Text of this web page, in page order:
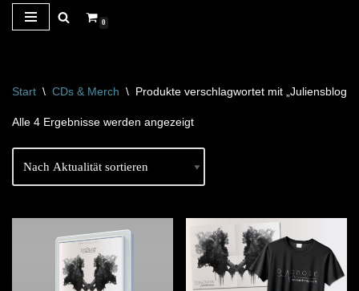
0
Start \ CDs & Merch \ Produkte verschlagwortet mit „Juliensblog“
Alle 4 Ergebnisse werden angezeigt